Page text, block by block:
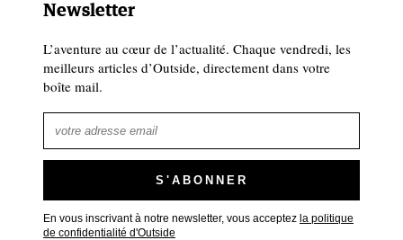
Newsletter
L’aventure au cœur de l’actualité. Chaque vendredi, les
meilleurs articles d’Outside, directement dans votre
boîte mail.
En vous inscrivant à notre newsletter, vous acceptez la politique
de confidentialité d'Outside